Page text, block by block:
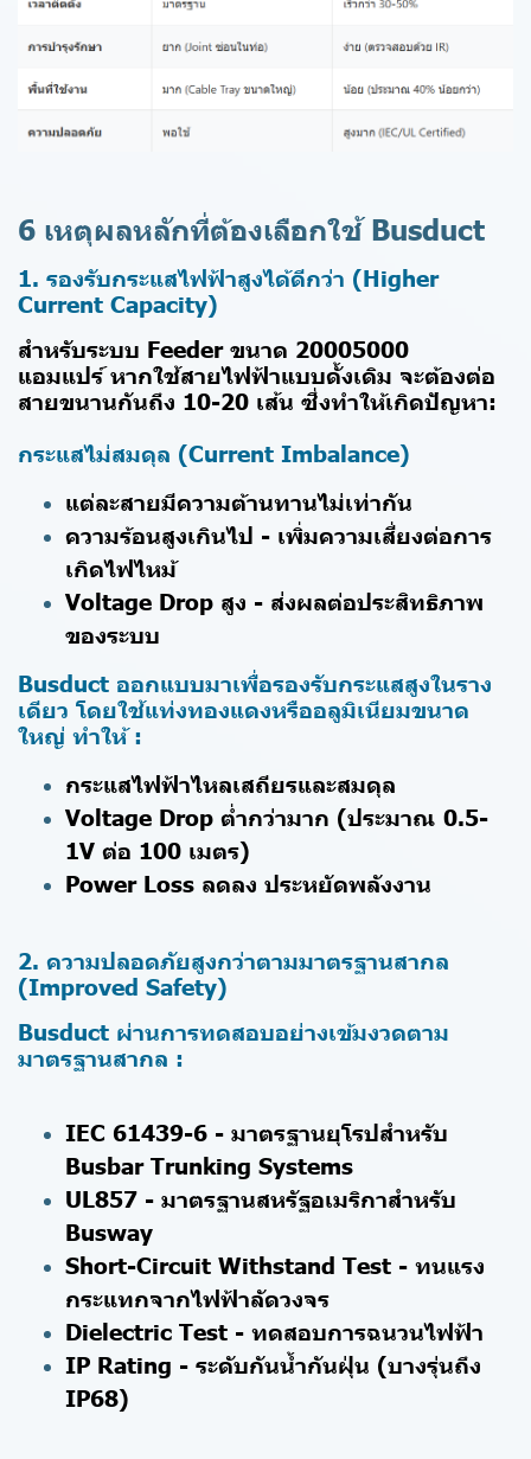
6 เหตุผลหลักที่ต้องเลือกใช้ Busduct
1. รองรับกระแสไฟฟ้าสูงได้ดีกว่า (Higher
Current Capacity)
สำหรับระบบ Feeder ขนาด 20005000
แอมแปร์ หากใช้สายไฟฟ้าแบบดั้งเดิม จะต้องต่อ
สายขนานกันถึง 10-20 เส้น ซึ่งทำให้เกิดปัญหา:
กระแสไม่สมดุล (Current Imbalance)
แต่ละสายมีความต้านทานไม่เท่ากัน
ความร้อนสูงเกินไป - เพิ่มความเสี่ยงต่อการ
เกิดไฟไหม้
Voltage Drop สูง - ส่งผลต่อประสิทธิภาพ
ของระบบ
Busduct ออกแบบมาเพื่อรองรับกระแสสูงในราง
เดียว โดยใช้แท่งทองแดงหรืออลูมิเนียมขนาด
ใหญ่ ทำให้ :
กระแสไฟฟ้าไหลเสถียรและสมดุล
Voltage Drop ต่ำกว่ามาก (ประมาณ 0.5-
1V ต่อ 100 เมตร)
Power Loss ลดลง ประหยัดพลังงาน
2. ความปลอดภัยสูงกว่าตามมาตรฐานสากล
(Improved Safety)
Busduct ผ่านการทดสอบอย่างเข้มงวดตาม
มาตรฐานสากล :
IEC 61439-6 - มาตรฐานยุโรปสำหรับ
Busbar Trunking Systems
UL857 - มาตรฐานสหรัฐอเมริกาสำหรับ
Busway
Short-Circuit Withstand Test - ทนแรง
กระแทกจากไฟฟ้าลัดวงจร
Dielectric Test - ทดสอบการฉนวนไฟฟ้า
IP Rating - ระดับกันน้ำกันฝุ่น (บางรุ่นถึง
IP68)